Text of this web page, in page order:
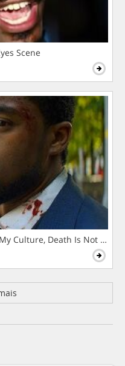
Scene
Culture, Death Is Not The